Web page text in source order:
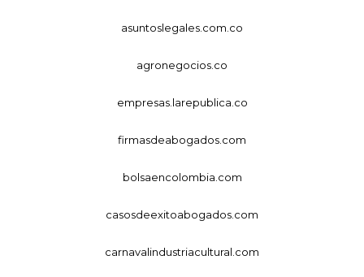
asuntoslegales.com.co
agronegocios.co
empresas.larepublica.co
firmasdeabogados.com
bolsaencolombia.com
casosdeexitoabogados.com
carnavalindustriacultural.com